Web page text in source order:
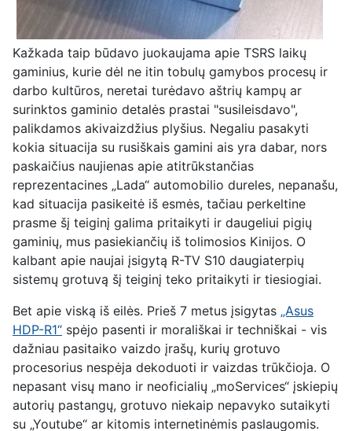
Kažkada taip būdavo juokaujama apie TSRS laikų
gaminius, kurie dėl ne itin tobulų gamybos procesų ir
darbo kultūros, neretai turėdavo aštrių kampų ar
surinktos gaminio detalės prastai "susileisdavo",
palikdamos akivaizdžius plyšius. Negaliu pasakyti
kokia situacija su rusiškais gamini ais yra dabar, nors
paskaičius naujienas apie atitrūkstančias
reprezentacines „Lada“ automobilio dureles, nepanašu,
kad situacija pasikeitė iš esmės, tačiau perkeltine
prasme šį teiginį galima pritaikyti ir daugeliui pigių
gaminių, mus pasiekiančių iš tolimosios Kinijos. O
kalbant apie naujai įsigytą R-TV S10 daugiaterpių
sistemų grotuvą šį teiginį teko pritaikyti ir tiesiogiai.
Bet apie viską iš eilės. Prieš 7 metus įsigytas „Asus
HDP-R1“ spėjo pasenti ir morališkai ir techniškai - vis
dažniau pasitaiko vaizdo įrašų, kurių grotuvo
procesorius nespėja dekoduoti ir vaizdas trūkčioja. O
nepasant visų mano ir neoficialių „moServices“ įskiepių
autorių pastangų, grotuvo niekaip nepavyko sutaikyti
su „Youtube“ ar kitomis internetinėmis paslaugomis.